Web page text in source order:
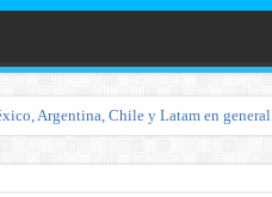
Argentina, Chile y Latam en general